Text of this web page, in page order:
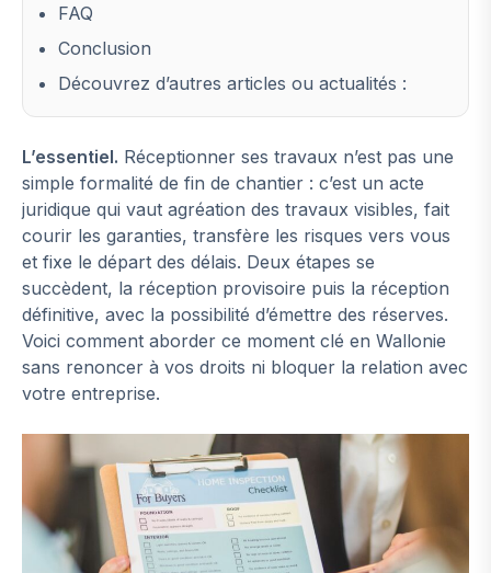
FAQ
Conclusion
Découvrez d’autres articles ou actualités :
L’essentiel. Réceptionner ses travaux n’est pas une
simple formalité de fin de chantier : c’est un acte
juridique qui vaut agréation des travaux visibles, fait
courir les garanties, transfère les risques vers vous
et fixe le départ des délais. Deux étapes se
succèdent, la réception provisoire puis la réception
définitive, avec la possibilité d’émettre des réserves.
Voici comment aborder ce moment clé en Wallonie
sans renoncer à vos droits ni bloquer la relation avec
votre entreprise.